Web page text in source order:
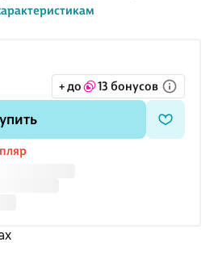
+ до 13 бонусов